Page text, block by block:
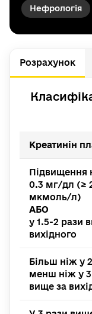
Нефрологія
Розрахунок
Креатинін
Підвищення
0.3 мг/дл (≥
мкмоль/л)
АБО
у 1.5-2 рази
вихідного
Більш ніж у
менш ніж у 3
вище за